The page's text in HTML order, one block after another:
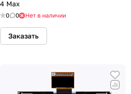
4 Max
0 0 Нет в наличии
Заказать